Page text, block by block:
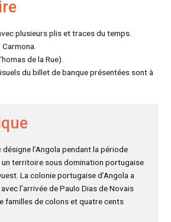
plusieurs plis et traces du temps.
de la Rue).
du billet de banque présentées sont à
désigne l’Angola pendant la période
territoire sous domination portugaise
La colonie portugaise d’Angola a
l’arrivée de Paulo Dias de Novais
familles de colons et quatre cents